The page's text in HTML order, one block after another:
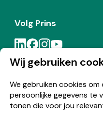
Wij gebruiken
We gebruiken cookies
persoonlijke gegevens te
tonen die voor jou
Volg Prins
Meld je aan voor de